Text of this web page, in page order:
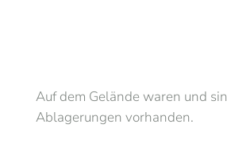
Auf dem Gelände waren und
Ablagerungen vorhanden.